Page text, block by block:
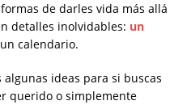
de darles vida más allá
detalles inolvidables: un
calendario.
ideas para si buscas
querido o simplemente